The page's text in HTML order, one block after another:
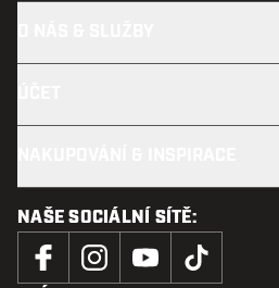
NAŠE SOCIÁLNÍ SÍTĚ: